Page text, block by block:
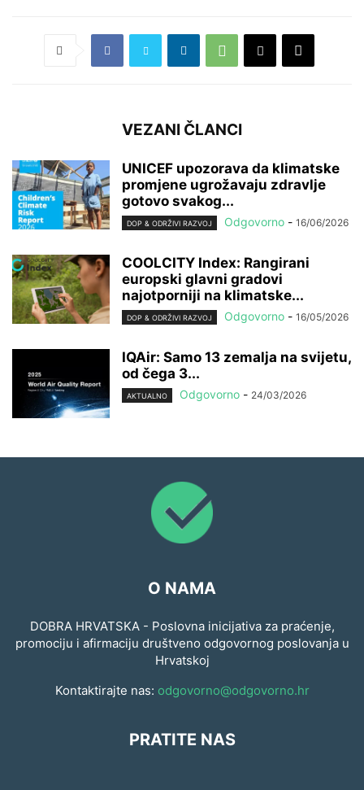
VEZANI ČLANCI
UNICEF upozorava da klimatske
promjene ugrožavaju zdravlje
gotovo svakog...
DOP & ODRŽIVI RAZVOJ Odgovorno - 16/06/2026
COOLCITY Index: Rangirani
europski glavni gradovi
najotporniji na klimatske...
DOP & ODRŽIVI RAZVOJ Odgovorno - 16/05/2026
IQAir: Samo 13 zemalja na svijetu,
od čega 3...
AKTUALNO Odgovorno - 24/03/2026
O NAMA
DOBRA HRVATSKA - Poslovna inicijativa za praćenje,
promociju i afirmaciju društveno odgovornog poslovanja u
Hrvatskoj
Kontaktirajte nas: odgovorno@odgovorno.hr
PRATITE NAS